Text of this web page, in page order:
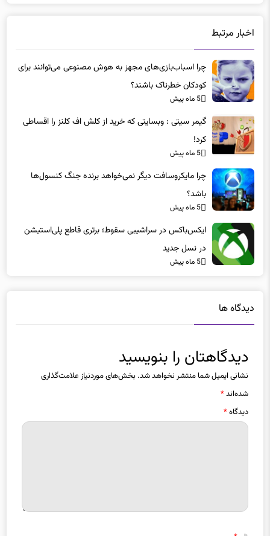
اخبار مرتبط
چرا اسباب‌بازی‌های مجهز به هوش مصنوعی می‌توانند برای
کودکان خطرناک باشند؟
5 ماه پیش
گیمر سیتی : وبسایتی که خرید از کلش اف کلنز را اقساطی
کرد!
5 ماه پیش
چرا مایکروسافت دیگر نمی‌خواهد برنده جنگ کنسول‌ها
باشد؟
5 ماه پیش
ایکس‌باکس در سراشیبی سقوط؛ برتری قاطع پلی‌استیشن
در نسل جدید
5 ماه پیش
دیدگاه ها
دیدگاهتان را بنویسید
نشانی ایمیل شما منتشر نخواهد شد. بخش‌های موردنیاز علامت‌گذاری
شده‌اند*
دیدگاه*